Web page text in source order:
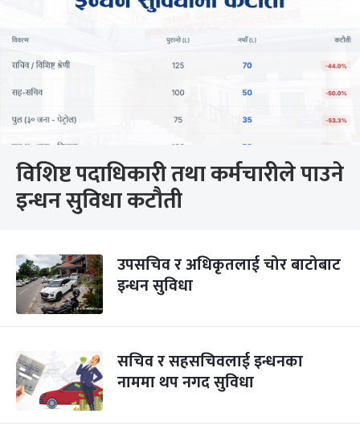
विशिष्ट पदाधिकारी तथा कर्मचारीले पाउने
इन्धन सुविधा कटौती
उपसचिव र अधिकृतलाई चोर बाटोबाट
इन्धन सुविधा
सचिव र सहसचिवलाई इन्धनका
नाममा थप नगद सुविधा